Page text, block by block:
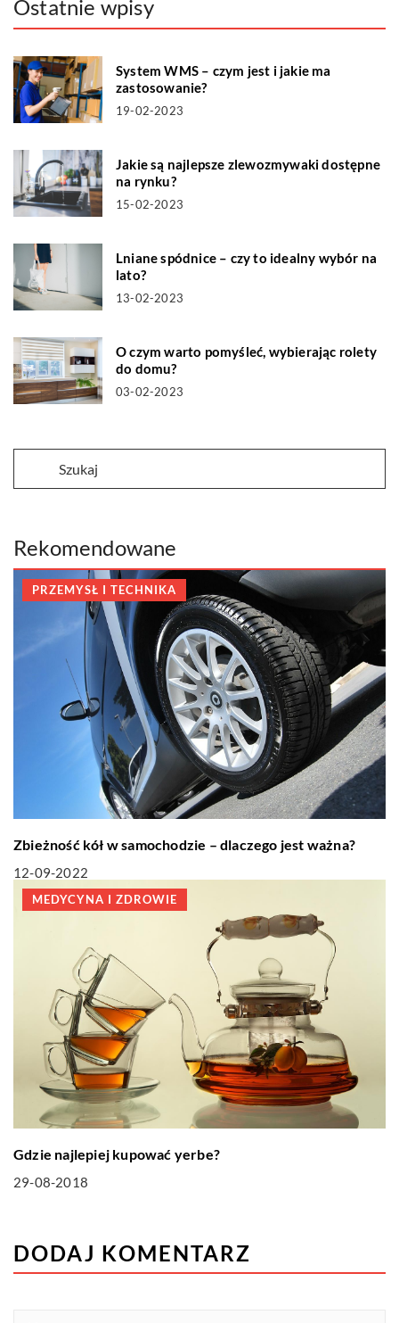
Ostatnie wpisy
System WMS – czym jest i jakie ma
zastosowanie?
19-02-2023
Jakie są najlepsze zlewozmywaki dostępne
na rynku?
15-02-2023
Lniane spódnice – czy to idealny wybór na
lato?
13-02-2023
O czym warto pomyśleć, wybierając rolety
do domu?
03-02-2023
Rekomendowane
PRZEMYSŁ I TECHNIKA
Zbieżność kół w samochodzie – dlaczego jest ważna?
12-09-2022
MEDYCYNA I ZDROWIE
Gdzie najlepiej kupować yerbe?
29-08-2018
DODAJ KOMENTARZ